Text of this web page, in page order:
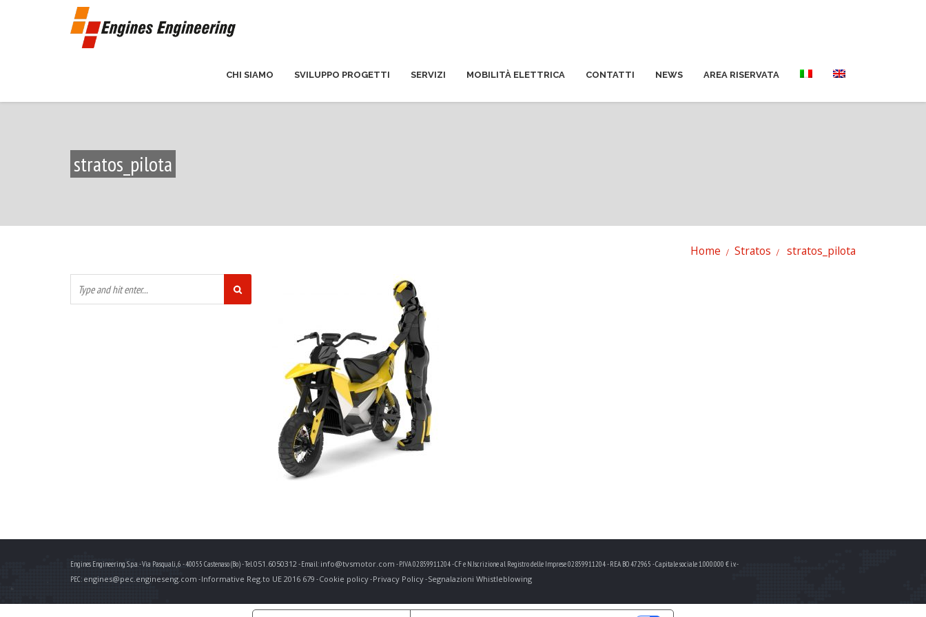
CHI SIAMO SVILUPPO PROGETTI SERVIZI MOBILITÀ ELETTRICA CONTATTI NEWS AREA RISERVATA
stratos_pilota
Home Stratos stratos_pilota
Engines Engineering S.p.a. - Via Pasquali, 6 - 40055 Castenaso (Bo) - Tel.051.6050312- Email: info@tvsmotor.com - P.IVA 02859911204 - CF e N.Iscrizione al Registro delle Imprese 02859911204 - REA BO 472965 - Capitale sociale 1.000.000 € i.v. -
PEC: engines@pec.engineseng.com -Informative Reg.to UE 2016 679 -Cookie policy-Privacy Policy-Segnalazioni Whistleblowing